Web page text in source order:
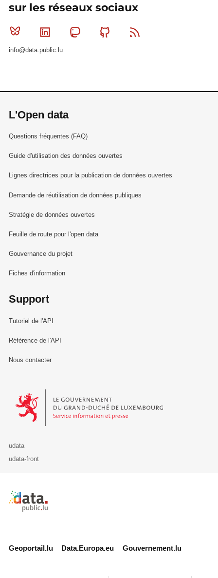
sur les réseaux sociaux
Bluesky Linkedin MastodonGithub
info@data.public.lu
L'Open data
Questions fréquentes (FAQ)
Guide d'utilisation des données ouvertes
Lignes directrices pour la publication de données ouvertes
Demande de réutilisation de données publiques
Stratégie de données ouvertes
Feuille de route pour l'open data
Gouvernance du projet
Fiches d'information
Support
Tutoriel de l'API
Référence de l'API
Nous contacter
Le Gouvernement du Grand-Duché de Luxembourg - Service
udata
udata-front
Retour à l'accueil de data.public.lu
Geoportail.lu Data.Europa.eu Gouvernement.lu